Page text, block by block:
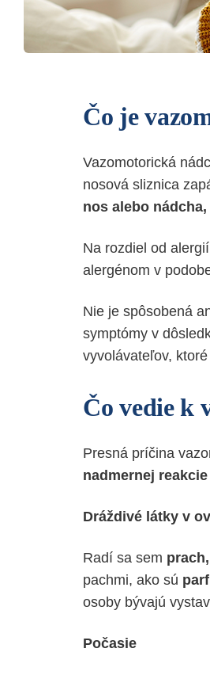
Čo je
Vazomotorická
nosová sliznica
nos alebo nádcha,
Na rozdiel od
alergénom v
Nie je spôsobená
symptómy v
vyvolávateľov,
Čo vedie k
Presná príčina
nadmernej
Dráždivé látky v
Radí sa sem
pachmi, ako sú
osoby bývajú
Počasie